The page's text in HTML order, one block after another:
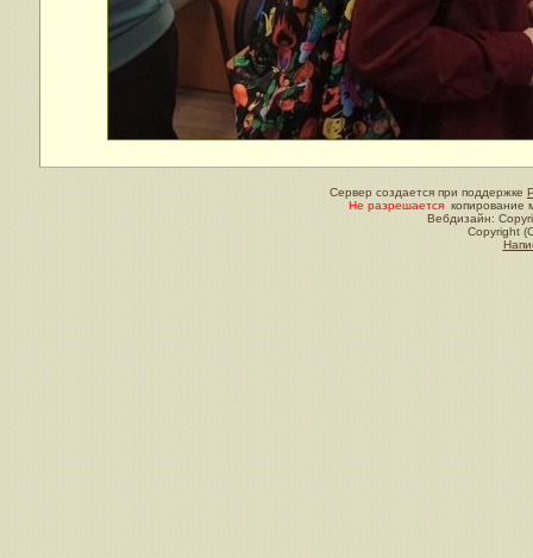
Сервер создается при поддержке
Не разрешается копирование
Вебдизайн:
Copyright